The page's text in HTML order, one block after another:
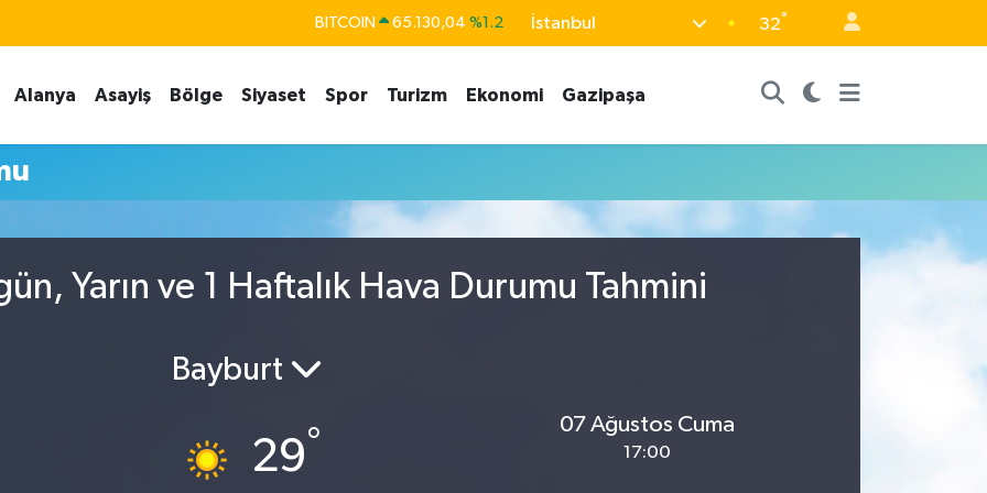
BITCOIN 65.130,04 %1.2
EURO 55,1652 %0.27
STERLİN 64,4046 %0.35
BİST100 13.773
İstanbul 32°
Alanya Asayiş Bölge Siyaset Spor Turizm Ekonomi Gazipaşa
Yarın ve 1 Haftalık Hava Durumu Tahmini
Bayburt
29°
07 Ağustos Cuma
17:00